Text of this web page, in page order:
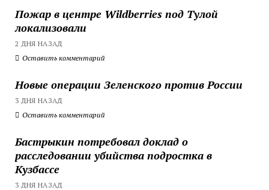
Пожар в центре Wildberries под Тулой
локализовали
2 ДНЯ НАЗАД
Оставить комментарий
Новые операции Зеленского против России
3 ДНЯ НАЗАД
Оставить комментарий
Бастрыкин потребовал доклад о
расследовании убийства подростка в
Кузбассе
3 ДНЯ НАЗАД